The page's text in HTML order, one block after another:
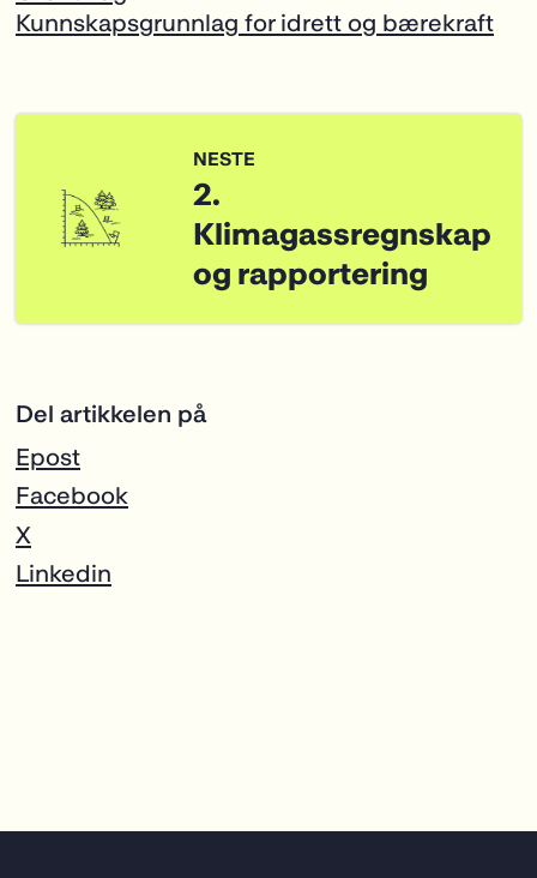
Kunnskapsgrunnlag for idrett og bærekraft
Del artikkelen på
Epost
Facebook
X
Linkedin